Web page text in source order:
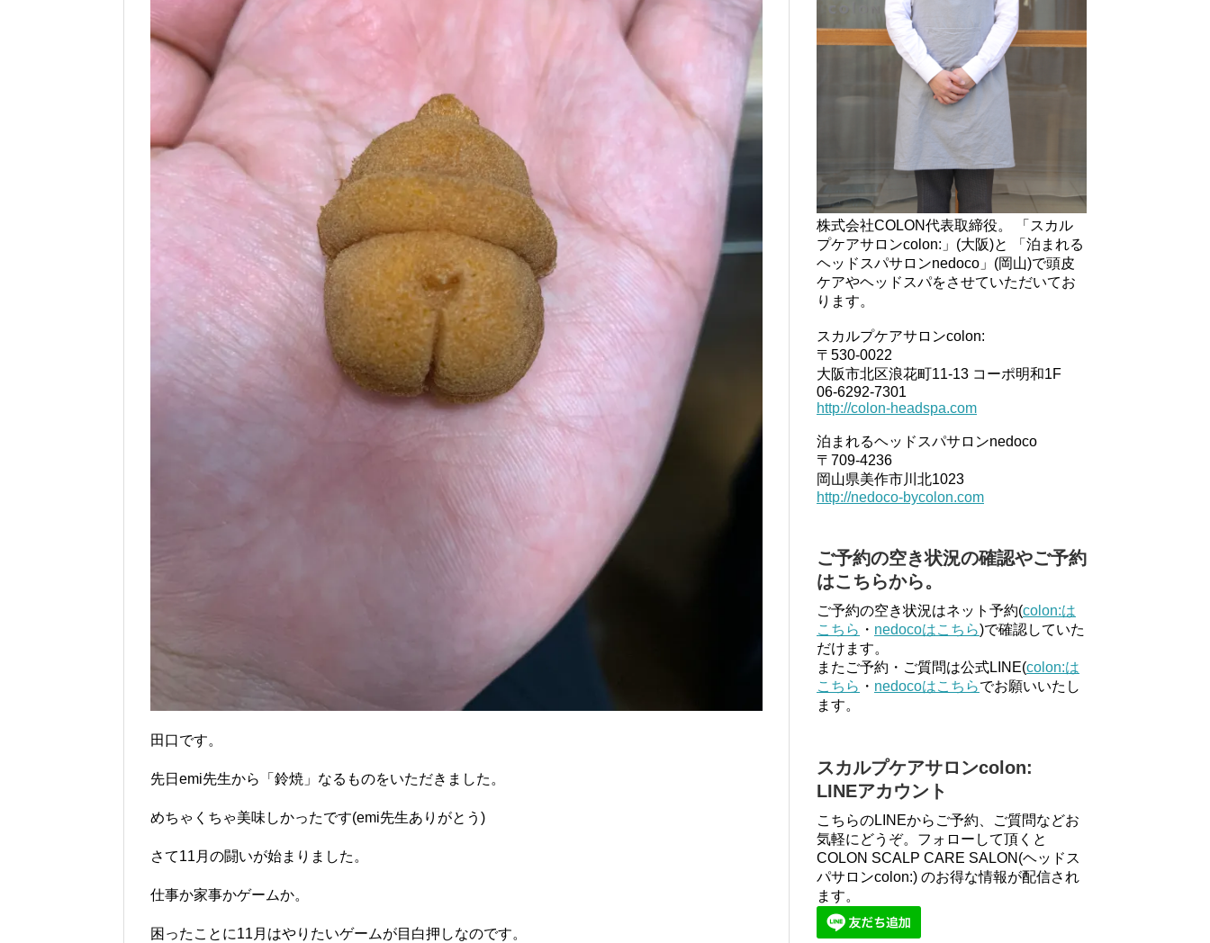
田口です。
先日emi先生から「鈴焼」なるものをいただきました。
めちゃくちゃ美味しかったです(emi先生ありがとう)
さて11月の闘いが始まりました。
仕事か家事かゲームか。
困ったことに11月はやりたいゲームが目白押しなのです。
株式会社COLON代表取締役。 「スカル
プケアサロンcolon:」(大阪)と 「泊まれる
ヘッドスパサロンnedoco」(岡山)で頭皮
ケアやヘッドスパをさせていただいてお
ります。
スカルプケアサロンcolon:
〒530-0022
大阪市北区浪花町11-13 コーポ明和1F
06-6292-7301
http://colon-headspa.com
泊まれるヘッドスパサロンnedoco
〒709-4236
岡山県美作市川北1023
http://nedoco-bycolon.com
ご予約の空き状況の確認やご予約
はこちらから。
ご予約の空き状況はネット予約(colon:は
こちら ・ nedocoはこちら)で確認していた
だけます。
またご予約・ご質問は公式LINE(colon:は
こちら ・ nedocoはこちらでお願いいたし
ます。
スカルプケアサロンcolon:
LINEアカウント
こちらのLINEからご予約、ご質問などお
気軽にどうぞ。フォローして頂くと
COLON SCALP CARE SALON(ヘッドス
パサロンcolon:) のお得な情報が配信され
ます。